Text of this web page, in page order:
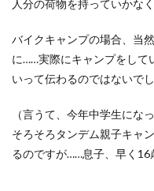
人分の荷物を持っていかな
バイクキャンプの場合、当
に……実際にキャンプをして
いって伝わるのではないで
（言うて、今年中学生にな
そろそろタンデム親子キャ
るのですが……息子、早く16